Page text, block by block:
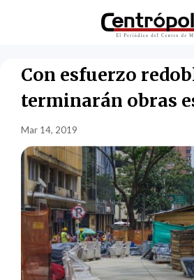
Con esfuerzo
terminarán obras
Mar 14, 2019